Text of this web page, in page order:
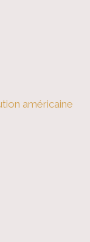
américaine